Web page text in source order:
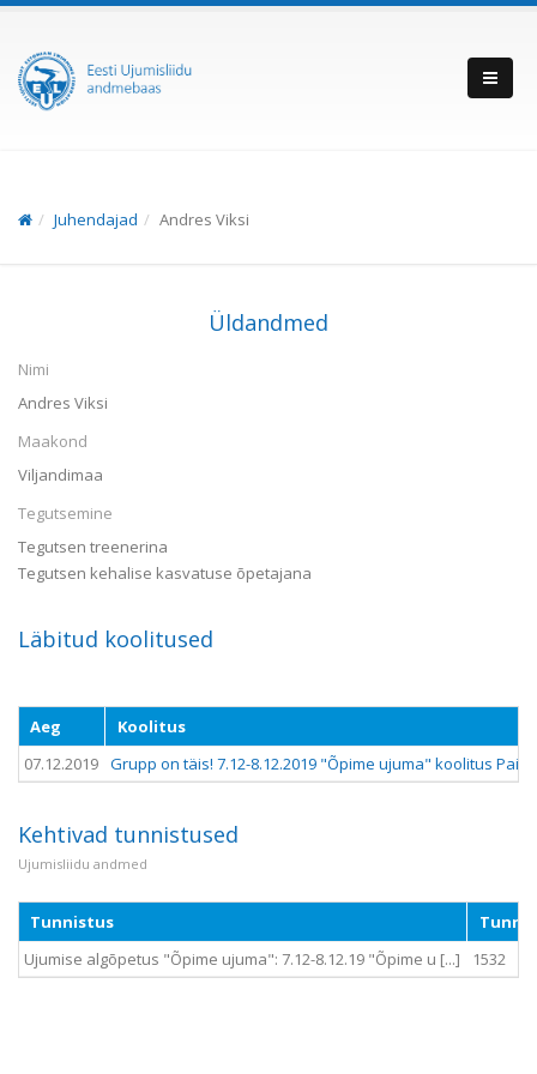
Juhendajad Andres Viksi
Üldandmed
Nimi
Andres Viksi
Maakond
Viljandimaa
Tegutsemine
Tegutsen treenerina
Tegutsen kehalise kasvatuse õpetajana
Läbitud koolitused
Aeg
Koolitus
07.12.2019 Grupp on täis! 7.12-8.12.2019 "Õpime ujuma" koolitus
Kehtivad tunnistused
Ujumisliidu andmed
Tunnistus
Ujumise algõpetus "Õpime ujuma": 7.12-8.12.19 "Õpime u [...]
1532